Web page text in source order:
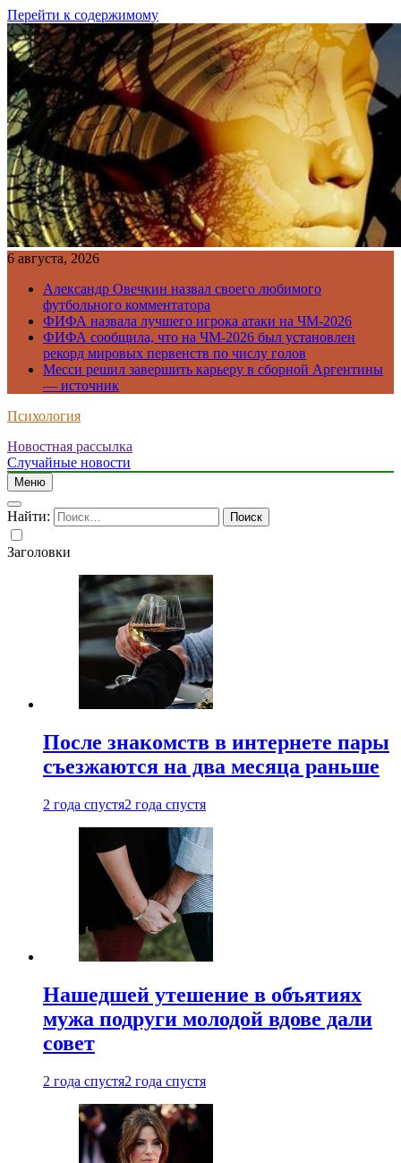
Перейти к содержимому
6 августа, 2026
Александр Овечкин назвал своего любимого
футбольного комментатора
ФИФА назвала лучшего игрока атаки на ЧМ-2026
ФИФА сообщила, что на ЧМ-2026 был установлен
рекорд мировых первенств по числу голов
Месси решил завершить карьеру в сборной Аргентины
— источник
Психология
Новостная рассылка
Случайные новости
Меню
Найти:
Заголовки
После знакомств в интернете пары
съезжаются на два месяца раньше
2 года спустя2 года спустя
Нашедшей утешение в объятиях
мужа подруги молодой вдове дали
совет
2 года спустя2 года спустя